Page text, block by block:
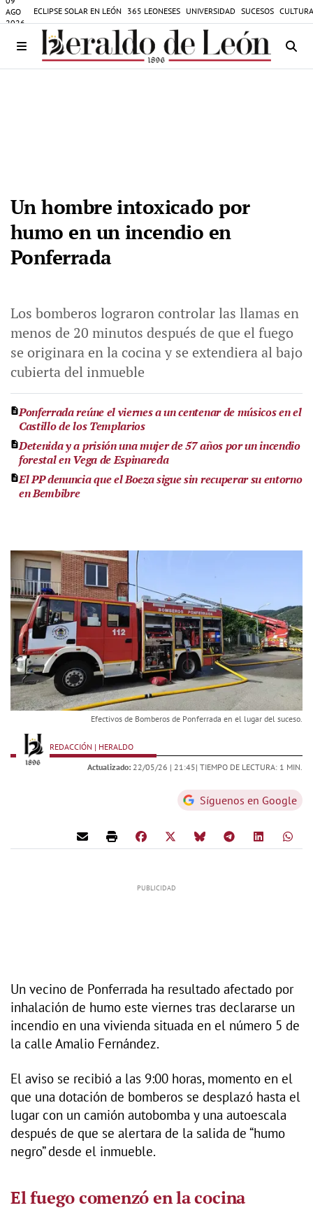
AGO
2026
ECLIPSE SOLAR EN LEÓN 365 LEONESES UNIVERSIDAD SUCESOS
Un hombre intoxicado por
humo en un incendio en
Ponferrada
Los bomberos lograron controlar las llamas en
menos de 20 minutos después de que el fuego
se originara en la cocina y se extendiera al bajo
cubierta del inmueble
Ponferrada reúne el viernes a un centenar de músicos en el
Castillo de los Templarios
Detenida y a prisión una mujer de 57 años por un incendio
forestal en Vega de Espinareda
El PP denuncia que el Boeza sigue sin recuperar su entorno
en Bembibre
Efectivos de Bomberos de Ponferrada en el lugar del suceso.
REDACCIÓN | HERALDO
Actualizado: 22/05/26 | 21:45| TIEMPO DE LECTURA: 1 MIN.
Síguenos en Google
Un vecino de Ponferrada ha resultado afectado por
inhalación de humo este viernes tras declararse un
incendio en una vivienda situada en el número 5 de
la calle Amalio Fernández.
El aviso se recibió a las 9:00 horas, momento en el
que una dotación de bomberos se desplazó hasta el
lugar con un camión autobomba y una autoescala
después de que se alertara de la salida de “humo
negro” desde el inmueble.
El fuego comenzó en la cocina